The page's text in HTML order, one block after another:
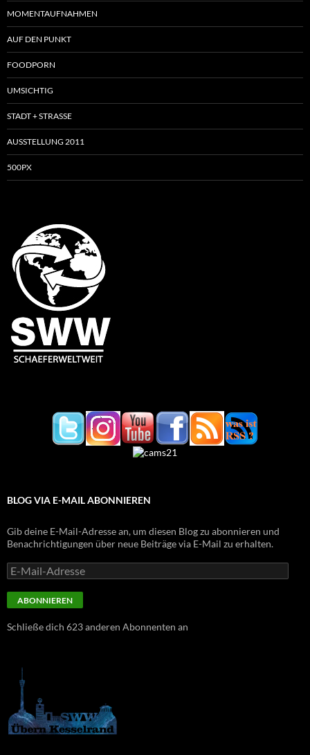
MOMENTAUFNAHMEN
AUF DEN PUNKT
FOODPORN
UMSICHTIG
STADT + STRASSE
AUSSTELLUNG 2011
500PX
BLOG VIA E-MAIL ABONNIEREN
Gib deine E-Mail-Adresse an, um diesen Blog zu abonnieren und
Benachrichtigungen über neue Beiträge via E-Mail zu erhalten.
E-
Mail-
Adresse
ABONNIEREN
Schließe dich 623 anderen Abonnenten an